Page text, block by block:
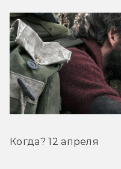
Когда? 12 апреля